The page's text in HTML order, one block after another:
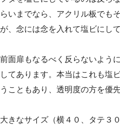
らいまでなら、アクリル板でも
が、念には念を入れて塩ビにし
前面扉もなるべく反らないよう
してあります。本当はこれも塩
うこともあり、透明度の方を優
大きなサイズ（横４０、タテ３